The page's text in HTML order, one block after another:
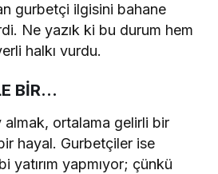
gurbetçi ilgisini bahane
Ne yazık ki bu durum hem
halkı vurdu.
BİR…
almak, ortalama gelirli bir
hayal. Gurbetçiler ise
yatırım yapmıyor; çünkü